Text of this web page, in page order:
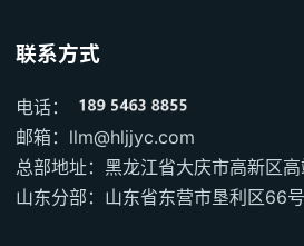
联系方式
电话：
邮箱：llm@hljjyc.com
总部地址：黑龙江省大庆市高新区
山东分部：山东省东营市垦利区66号